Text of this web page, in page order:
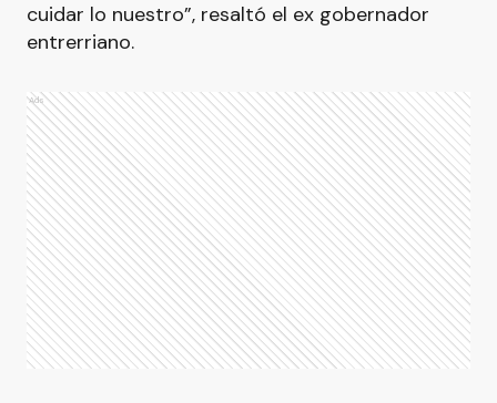
cuidar lo nuestro”, resaltó el ex gobernador
entrerriano.
Ads